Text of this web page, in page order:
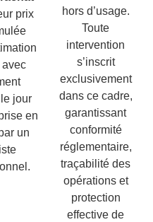
prix
avec
jour
en
un
hors d’usage.
Toute
intervention
s’inscrit
exclusivement
dans ce cadre,
garantissant
conformité
réglementaire,
traçabilité des
opérations et
protection
effective de